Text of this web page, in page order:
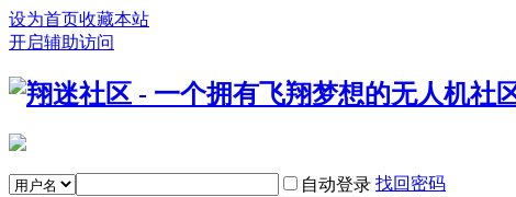
设为首页收藏本站
开启辅助访问
自动登录 找回密码